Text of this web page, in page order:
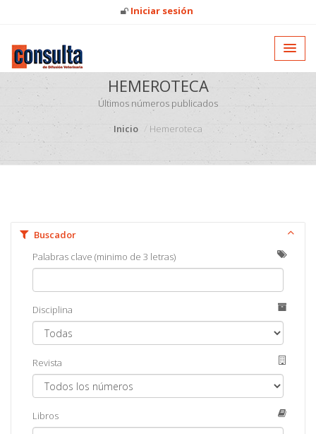
Iniciar sesión
HEMEROTECA
Últimos números publicados
Inicio
Hemeroteca
Buscador
Palabras clave (minimo de 3 letras)
Disciplina
Revista
Libros